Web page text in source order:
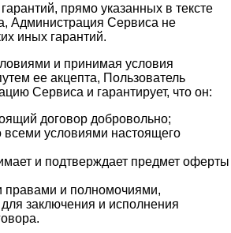
прямо указанных в тексте
Администрация Сервиса не
иных гарантий.
и принимая условия
ее акцепта, Пользователь
Сервиса и гарантирует, что он:
договор добровольно;
всеми условиями настоящего
и подтверждает предмет оферты
правами и полномочиями,
заключения и исполнения